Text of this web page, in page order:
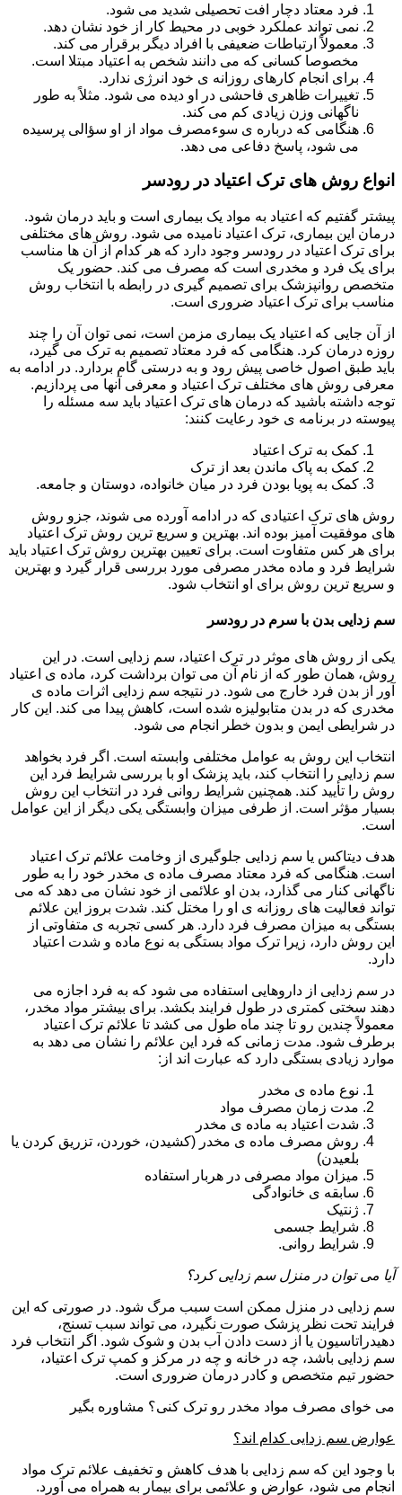
فرد معتاد دچار افت تحصیلی شدید می شود.
نمی تواند عملکرد خوبی در محیط کار از خود نشان دهد.
معمولاً ارتباطات ضعیفی با افراد دیگر برقرار می کند.
مخصوصا کسانی که می دانند شخص به اعتیاد مبتلا است.
برای انجام کارهای روزانه ی خود انرژی ندارد.
تغییرات ظاهری فاحشی در او دیده می شود. مثلاً به طور
ناگهانی وزن زیادی کم می کند.
هنگامی که درباره ی سوءمصرف مواد از او سؤالی پرسیده
می شود، پاسخ دفاعی می دهد.
انواع روش های ترک اعتیاد در رودسر
پیشتر گفتیم که اعتیاد به مواد یک بیماری است و باید درمان شود.
درمان این بیماری، ترک اعتیاد نامیده می شود. روش های مختلفی
برای ترک اعتیاد در رودسر وجود دارد که هر کدام از آن ها مناسب
برای یک فرد و مخدری است که مصرف می کند. حضور یک
متخصص روانپزشک برای تصمیم گیری در رابطه با انتخاب روش
مناسب برای ترک اعتیاد ضروری است.
از آن جایی که اعتیاد یک بیماری مزمن است، نمی توان آن را چند
روزه درمان کرد. هنگامی که فرد معتاد تصمیم به ترک می گیرد،
باید طبق اصول خاصی پیش رود و به درستی گام بردارد. در ادامه به
معرفی روش های مختلف ترک اعتیاد و معرفی آنها می پردازیم.
توجه داشته باشید که درمان های ترک اعتیاد باید سه مسئله را
پیوسته در برنامه ی خود رعایت کنند:
کمک به ترک اعتیاد
کمک به پاک ماندن بعد از ترک
کمک به پویا بودن فرد در میان خانواده، دوستان و جامعه.
روش های ترک اعتیادی که در ادامه آورده می شوند، جزو روش
های موفقیت آمیز بوده اند. بهترین و سریع ترین روش ترک اعتیاد
برای هر کس متفاوت است. برای تعیین بهترین روش ترک اعتیاد باید
شرایط فرد و ماده مخدر مصرفی مورد بررسی قرار گیرد و بهترین
و سریع ترین روش برای او انتخاب شود.
سم زدایی بدن با سرم در رودسر
یکی از روش های موثر در ترک اعتیاد، سم زدایی است. در این
روش، همان طور که از نام آن می توان برداشت کرد، ماده ی اعتیاد
آور از بدن فرد خارج می شود. در نتیجه سم زدایی اثرات ماده ی
مخدری که در بدن متابولیزه شده است، کاهش پیدا می کند. این کار
در شرایطی ایمن و بدون خطر انجام می شود.
انتخاب این روش به عوامل مختلفی وابسته است. اگر فرد بخواهد
سم زدایی را انتخاب کند، باید پزشک او با بررسی شرایط فرد این
روش را تأیید کند. همچنین شرایط روانی فرد در انتخاب این روش
بسیار مؤثر است. از طرفی میزان وابستگی یکی دیگر از این عوامل
است.
هدف دیتاکس یا سم زدایی جلوگیری از وخامت علائم ترک اعتیاد
است. هنگامی که فرد معتاد مصرف ماده ی مخدر خود را به طور
ناگهانی کنار می گذارد، بدن او علائمی از خود نشان می دهد که می
تواند فعالیت های روزانه ی او را مختل کند. شدت بروز این علائم
بستگی به میزان مصرف فرد دارد. هر کسی تجربه ی متفاوتی از
این روش دارد، زیرا ترک مواد بستگی به نوع ماده و شدت اعتیاد
دارد.
در سم زدایی از داروهایی استفاده می شود که به فرد اجازه می
دهند سختی کمتری در طول فرایند بکشد. برای بیشتر مواد مخدر،
معمولاً چندین رو تا چند ماه طول می کشد تا علائم ترک اعتیاد
برطرف شود. مدت زمانی که فرد این علائم را نشان می دهد به
موارد زیادی بستگی دارد که عبارت اند از:
نوع ماده ی مخدر
مدت زمان مصرف مواد
شدت اعتیاد به ماده ی مخدر
روش مصرف ماده ی مخدر (کشیدن، خوردن، تزریق کردن یا
بلعیدن)
میزان مواد مصرفی در هربار استفاده
سابقه ی خانوادگی
ژنتیک
شرایط جسمی
شرایط روانی.
آیا می توان در منزل سم زدایی کرد؟
سم زدایی در منزل ممکن است سبب مرگ شود. در صورتی که این
فرایند تحت نظر پزشک صورت نگیرد، می تواند سبب تسنج،
دهیدراتاسیون یا از دست دادن آب بدن و شوک شود. اگر انتخاب فرد
سم زدایی باشد، چه در خانه و چه در مرکز و کمپ ترک اعتیاد،
حضور تیم متخصص و کادر درمان ضروری است.
می خوای مصرف مواد مخدر رو ترک کنی؟ مشاوره بگیر
عوارض سم زدایی کدام اند؟
با وجود این که سم زدایی با هدف کاهش و تخفیف علائم ترک مواد
انجام می شود، عوارض و علائمی برای بیمار به همراه می آورد.